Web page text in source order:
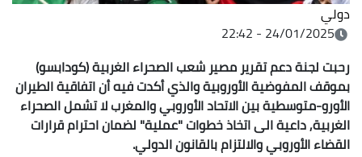
دولي
24/01/2025 - 22:42
رحبت لجنة دعم تقرير مصير شعب الصحراء الغربية (كودابسو)
بموقف المفوضية الأوروبية والذي أكدت فيه أن اتفاقية الطيران
الأورو-متوسطية بين الاتحاد الأوروبي والمغرب لا تشمل الصحراء
الغربية, داعية الى اتخاذ خطوات "عملية" لضمان احترام قرارات
القضاء الأوروبي والالتزام بالقانون الدولي.